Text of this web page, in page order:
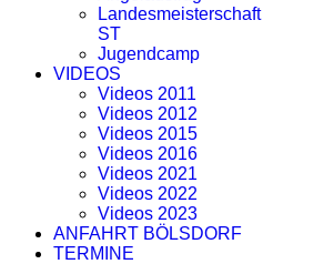
Landesmeisterschaft
ST
Jugendcamp
VIDEOS
Videos 2011
Videos 2012
Videos 2015
Videos 2016
Videos 2021
Videos 2022
Videos 2023
ANFAHRT BÖLSDORF
TERMINE